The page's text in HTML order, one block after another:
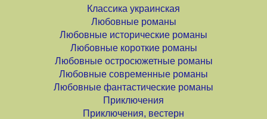
Классика украинская
Любовные романы
Любовные исторические романы
Любовные короткие романы
Любовные остросюжетные романы
Любовные современные романы
Любовные фантастические романы
Приключения
Приключения, вестерн